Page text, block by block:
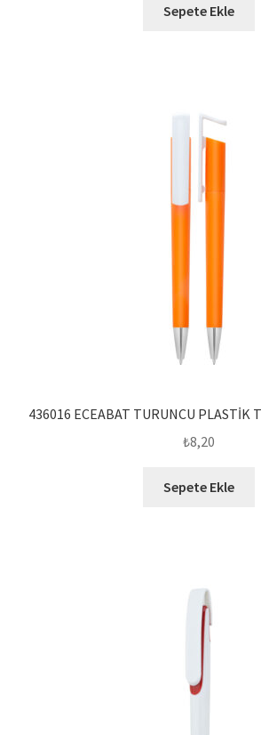
Sepete Ekle
436016 ECEABAT TURUNCU PLASTİK
₺8,20
Sepete Ekle